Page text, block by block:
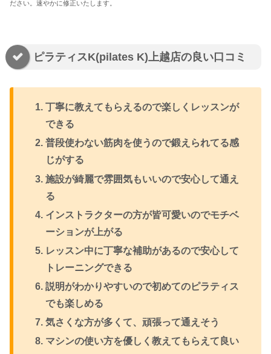
ださい。速やかに修正いたします。
ピラティスK(pilates K)上越店の良い口コミ
丁寧に教えてもらえるので楽しくレッスンが
できる
普段使わない筋肉を使うので鍛えられてる感
じがする
施設が綺麗で雰囲気もいいので安心して通え
る
インストラクターの方が皆可愛いのでモチベ
ーションが上がる
レッスン中に丁寧な補助があるので安心して
トレーニングできる
説明がわかりやすいので初めてのピラティス
でも楽しめる
気さくな方が多くて、頑張って通えそう
マシンの使い方を優しく教えてもらえて良い